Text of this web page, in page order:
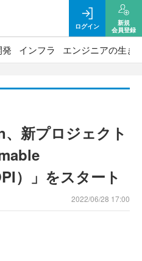
ログイン
新規
会員登録
インフラ エンジニアの生き
新プロジェクト
）」をスタート
2022/06/28 17:00